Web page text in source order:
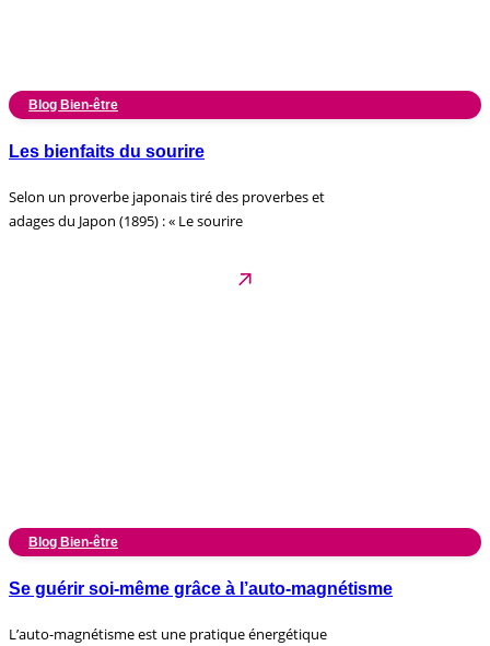
Blog Bien-être
Les bienfaits du sourire
Selon un proverbe japonais tiré des proverbes et
adages du Japon (1895) : « Le sourire
Blog Bien-être
Se guérir soi-même grâce à l’auto-magnétisme
L’auto-magnétisme est une pratique énergétique